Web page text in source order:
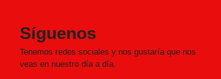
Síguenos
Tenemos redes sociales y nos gustaría que nos
veas en nuestro día a día.